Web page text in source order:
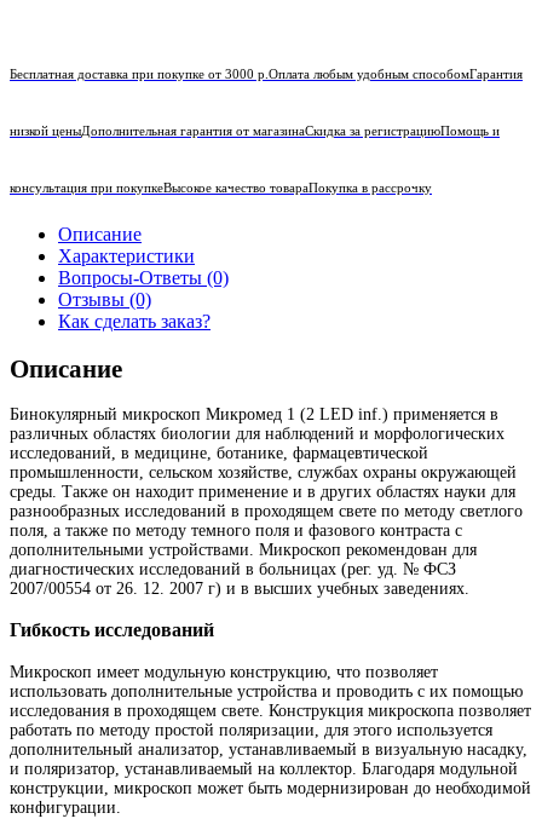
Бесплатная доставка при покупке от 3000 р. Оплата любым удобным способомГарантия
низкой ценыДополнительная гарантия от магазинаСкидка за регистрациюПомощь и
консультация при покупкеВысокое качество товараПокупка в рассрочку
Описание
Характеристики
Вопросы-Ответы (0)
Отзывы (0)
Как сделать заказ?
Описание
Бинокулярный микроскоп Микромед 1 (2 LED inf.) применяется в
различных областях биологии для наблюдений и морфологических
исследований, в медицине, ботанике, фармацевтической
промышленности, сельском хозяйстве, службах охраны окружающей
среды. Также он находит применение и в других областях науки для
разнообразных исследований в проходящем свете по методу светлого
поля, а также по методу темного поля и фазового контраста с
дополнительными устройствами. Микроскоп рекомендован для
диагностических исследований в больницах (рег. уд. № ФСЗ
2007/00554 от 26. 12. 2007 г) и в высших учебных заведениях.
Гибкость исследований
Микроскоп имеет модульную конструкцию, что позволяет
использовать дополнительные устройства и проводить с их помощью
исследования в проходящем свете. Конструкция микроскопа позволяет
работать по методу простой поляризации, для этого используется
дополнительный анализатор, устанавливаемый в визуальную насадку,
и поляризатор, устанавливаемый на коллектор. Благодаря модульной
конструкции, микроскоп может быть модернизирован до необходимой
конфигурации.